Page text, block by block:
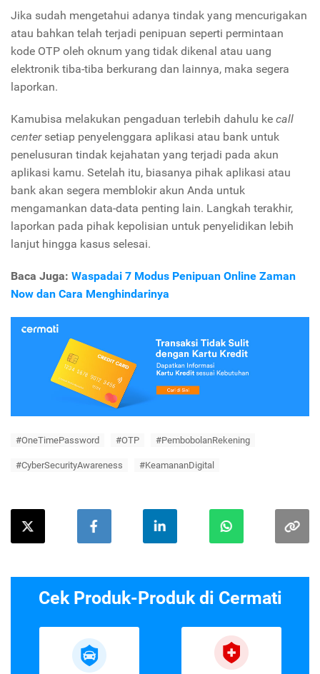
Jika sudah mengetahui adanya tindak yang mencurigakan
atau bahkan telah terjadi penipuan seperti permintaan
kode OTP oleh oknum yang tidak dikenal atau uang
elektronik tiba-tiba berkurang dan lainnya, maka segera
laporkan.
Kamubisa melakukan pengaduan terlebih dahulu ke call
centersetiap penyelenggara aplikasi atau bank untuk
penelusuran tindak kejahatan yang terjadi pada akun
aplikasi kamu. Setelah itu, biasanya pihak aplikasi atau
bank akan segera memblokir akun Anda untuk
mengamankan data-data penting lain. Langkah terakhir,
laporkan pada pihak kepolisian untuk penyelidikan lebih
lanjut hingga kasus selesai.
Baca Juga: Waspadai 7 Modus Penipuan Online Zaman
Now dan Cara Menghindarinya
#OneTimePassword #OTP #PembobolanRekening
#CyberSecurityAwareness #KeamananDigital
Cek Produk-Produk di Cermati